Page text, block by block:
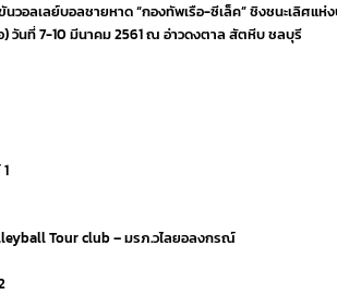
Beach
Volleyball
ชนะ
วอลเลย์บอลชายหาด “กองทัพเรือ-ซีเล็ค” ชิงชนะเลิศแห่ง
วันที่ 7-10 มีนาคม 2561 ณ อ่าวดงตาล สัตหีบ ชลบุรี
Tour club – มรภ.วไลยอลงกรณ์